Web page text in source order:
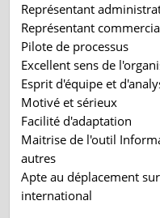
Représentant
Représentant
Pilote de processus
Excellent sens de
Esprit d'équipe et
Motivé et sérieux
Facilité d'adaptation
Maitrise de l'outil
autres
Apte au déplacement
international